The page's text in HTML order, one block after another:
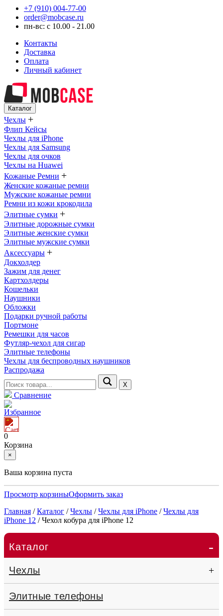
+7 (910) 004-77-00
order@mobcase.ru
пн-вс: с 10.00 - 21.00
Контакты
Доставка
Оплата
Личный кабинет
Каталог
Чехлы +
Флип Кейсы
Чехлы для iPhone
Чехлы для Samsung
Чехлы для очков
Чехлы на Huawei
Кожаные Ремни +
Женские кожаные ремни
Мужские кожаные ремни
Ремни из кожи крокодила
Элитные сумки +
Элитные дорожные сумки
Элитные женские сумки
Элитные мужские сумки
Аксессуары +
Докхолдер
Зажим для денег
Картхолдеры
Кошельки
Наушники
Обложки
Подарки ручной работы
Портмоне
Ремешки для часов
Футляр-чехол для сигар
Элитные телефоны
Чехлы для беспроводных наушников
Распродажа
Х
Сравнение
Избранное
0
Корзина
×
Ваша корзина пуста
Просмотр корзиныОформить заказ
Главная /Каталог /Чехлы /Чехлы для iPhone /Чехлы для
iPhone 12 /Чехол кобура для iPhone 12
Каталог -
Чехлы +
Элитные телефоны